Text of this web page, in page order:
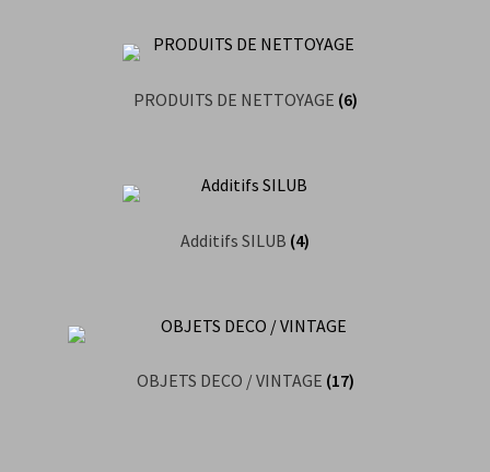
PRODUITS DE NETTOYAGE (6)
Additifs SILUB (4)
OBJETS DECO / VINTAGE (17)